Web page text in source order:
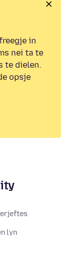
in
nei ta te
te dielen.
opsje
lyn